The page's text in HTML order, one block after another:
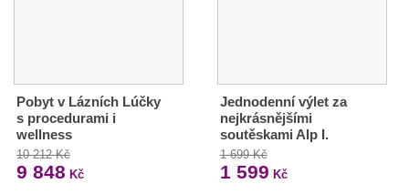
Pobyt v Lázních Lúčky
s procedurami i
wellness
10 212 Kč
9 848 Kč
Jednodenní výlet za
nejkrásnějšími
soutěskami Alp I.
1 699 Kč
1 599 Kč